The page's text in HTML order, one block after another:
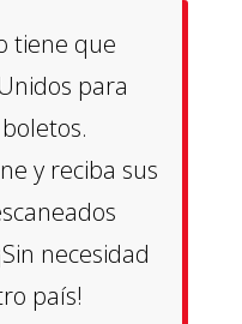
tiene que
para
y reciba sus
necesidad
país!